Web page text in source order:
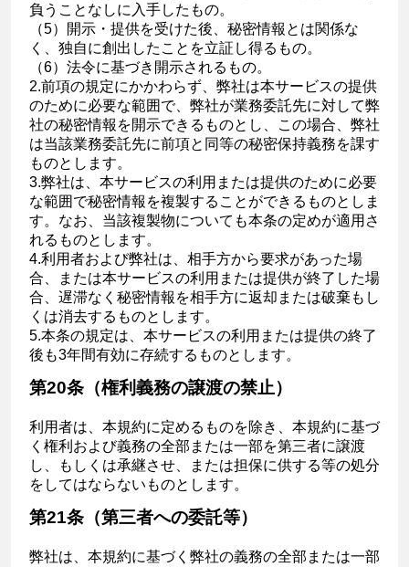
負うことなしに入手したもの。
（5）開示・提供を受けた後、秘密情報とは関係な
く、独自に創出したことを立証し得るもの。
（6）法令に基づき開示されるもの。
2.前項の規定にかかわらず、弊社は本サービスの提供
のために必要な範囲で、弊社が業務委託先に対して弊
社の秘密情報を開示できるものとし、この場合、弊社
は当該業務委託先に前項と同等の秘密保持義務を課す
ものとします。
3.弊社は、本サービスの利用または提供のために必要
な範囲で秘密情報を複製することができるものとしま
す。なお、当該複製物についても本条の定めが適用さ
れるものとします。
4.利用者および弊社は、相手方から要求があった場
合、または本サービスの利用または提供が終了した場
合、遅滞なく秘密情報を相手方に返却または破棄もし
くは消去するものとします。
5.本条の規定は、本サービスの利用または提供の終了
後も3年間有効に存続するものとします。
第20条（権利義務の譲渡の禁止）
利用者は、本規約に定めるものを除き、本規約に基づ
く権利および義務の全部または一部を第三者に譲渡
し、もしくは承継させ、または担保に供する等の処分
をしてはならないものとします。
第21条（第三者への委託等）
弊社は、本規約に基づく弊社の義務の全部または一部